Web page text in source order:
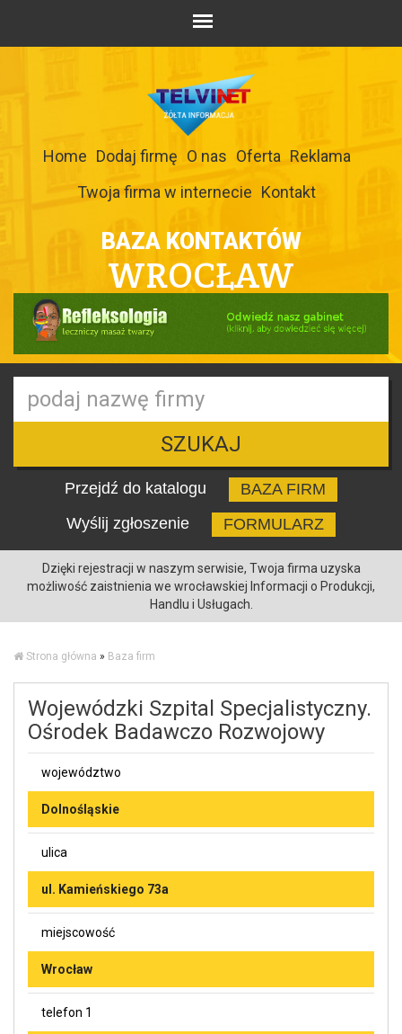
Home Dodaj firmę O nas Oferta Reklama
Twoja firma w internecie Kontakt
BAZA KONTAKTÓW
WROCŁAW
SZUKAJ
Przejdź do katalogu
BAZA FIRM
Wyślij zgłoszenie
FORMULARZ
Dzięki rejestracji w naszym serwisie, Twoja firma uzyska
możliwość zaistnienia we wrocławskiej Informacji o Produkcji,
Handlu i Usługach.
Strona główna » Baza firm
Wojewódzki Szpital Specjalistyczny.
Ośrodek Badawczo Rozwojowy
województwo
Dolnośląskie
ulica
ul. Kamieńskiego 73a
miejscowość
Wrocław
telefon 1